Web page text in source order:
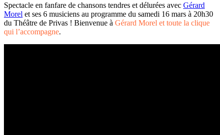
Spectacle en fanfare de chansons tendres et délurées avec Gérard
Morel et ses 6 musiciens au programme du samedi 16 mars à 20h30
du Théâtre de Privas ! Bienvenue à Gérard Morel et toute la clique
qui l’accompagne.